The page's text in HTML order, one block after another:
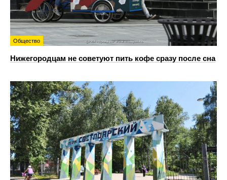
Общество
Нижегородцам не советуют пить кофе сразу после сна